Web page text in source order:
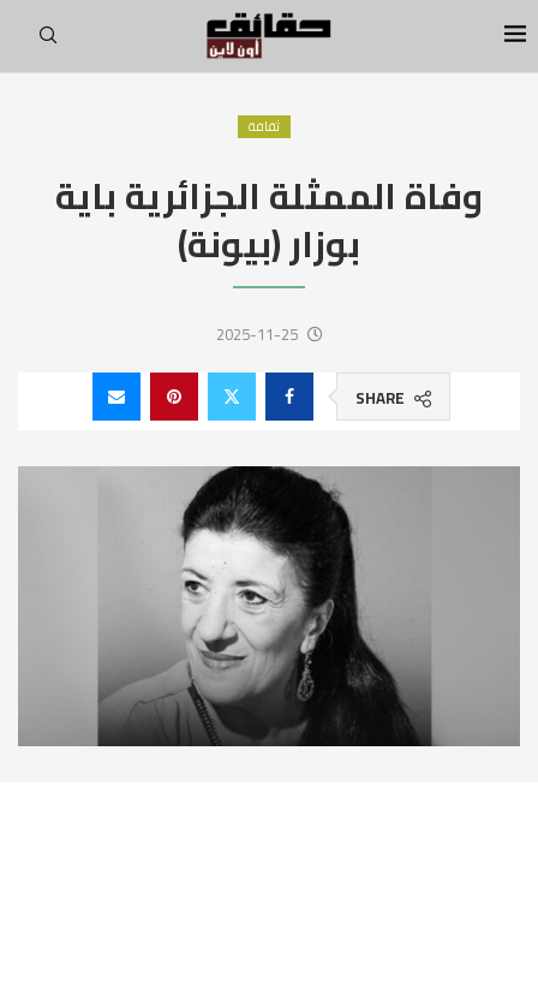
ثقافة
وفاة الممثلة الجزائرية باية
بوزار (بيونة)
2025-11-25
SHARE